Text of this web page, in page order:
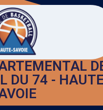
DU 74 - HAUTE